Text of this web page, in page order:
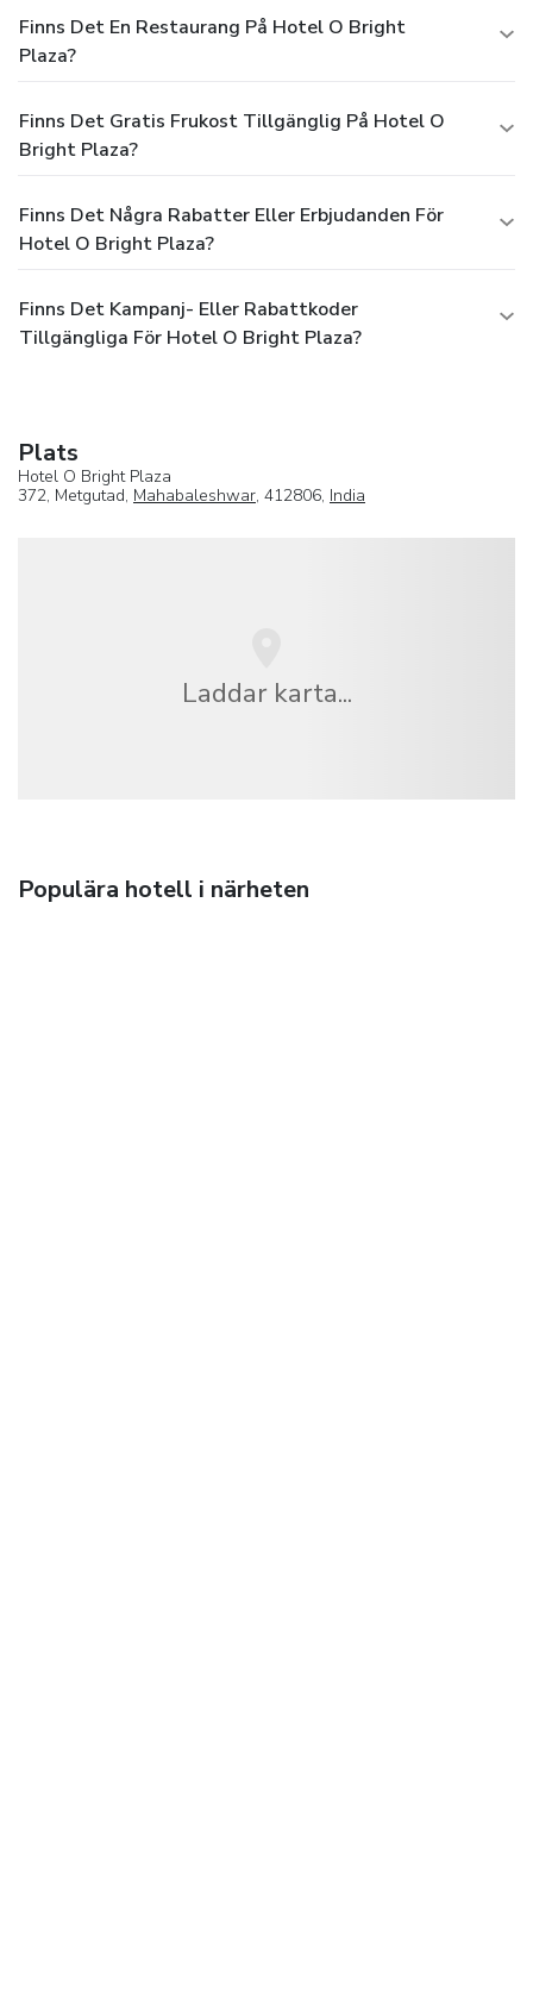
Finns Det En Restaurang På Hotel O Bright
Plaza?
Finns Det Gratis Frukost Tillgänglig På Hotel O
Bright Plaza?
Finns Det Några Rabatter Eller Erbjudanden För
Hotel O Bright Plaza?
Finns Det Kampanj- Eller Rabattkoder
Tillgängliga För Hotel O Bright Plaza?
Plats
Hotel O Bright Plaza
372, Metgutad, Mahabaleshwar, 412806, India
Laddar karta...
Populära hotell i närheten